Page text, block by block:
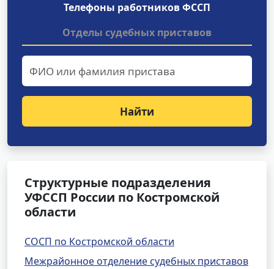
Телефоны работников ФССП
Отделы судебных приставов
Найти
Структурные подразделения
УФССП России по Костромской
области
СОСП по Костромской области
Межрайонное отделение судебных приставов